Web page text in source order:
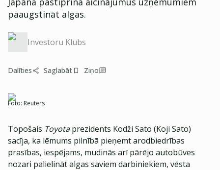
paaugstināt algas.
Investoru Klubs
Dalīties Saglabāt Ziņo
Foto: Reuters
Topošais Toyotaprezidents Kodži Sato (Koji Sato)
sacīja, ka lēmums pilnībā pieņemt arodbiedrības
prasības, iespējams, mudinās arī pārējo autobūves
nozari palielināt algas saviem darbiniekiem, vēsta